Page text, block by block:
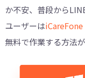
か不安、普段から
ユーザーは
無料で作業する方法